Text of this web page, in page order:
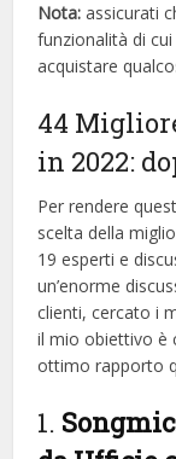
Nota: assicurati
funzionalità di
acquistare
44
in 2022:
Per rendere
scelta della
19 esperti e
un’enorme
clienti, cercato i
il mio obiettivo è
ottimo rapporto
1.